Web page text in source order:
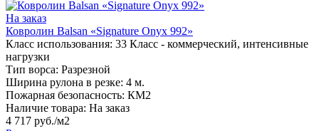
На заказ
Ковролин Balsan «Signature Onyx 992»
Класс использования: 33 Класс - коммерческий, интенсивные
нагрузки
Тип ворса: Разрезной
Ширина рулона в резке: 4 м.
Пожарная безопасность: КМ2
Наличие товара: На заказ
4 717 руб./м2